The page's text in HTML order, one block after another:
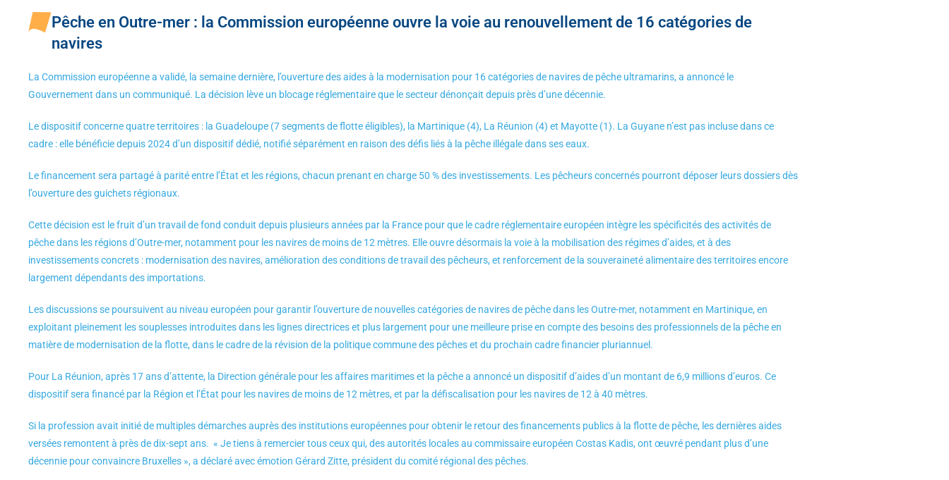
Pêche en Outre-mer : la Commission européenne ouvre la voie au renouvellement de 16 catégories de
navires
La Commission européenne a validé, la semaine dernière, l’ouverture des aides à la modernisation pour 16 catégories de navires de pêche ultramarins, a annoncé le
Gouvernement dans un communiqué. La décision lève un blocage réglementaire que le secteur dénonçait depuis près d’une décennie.
Le dispositif concerne quatre territoires : la Guadeloupe (7 segments de flotte éligibles), la Martinique (4), La Réunion (4) et Mayotte (1). La Guyane n’est pas incluse dans ce
cadre : elle bénéficie depuis 2024 d’un dispositif dédié, notifié séparément en raison des défis liés à la pêche illégale dans ses eaux.
Le financement sera partagé à parité entre l’État et les régions, chacun prenant en charge 50 % des investissements. Les pêcheurs concernés pourront déposer leurs dossiers dès
l’ouverture des guichets régionaux.
Cette décision est le fruit d’un travail de fond conduit depuis plusieurs années par la France pour que le cadre réglementaire européen intègre les spécificités des activités de
pêche dans les régions d’Outre-mer, notamment pour les navires de moins de 12 mètres. Elle ouvre désormais la voie à la mobilisation des régimes d’aides, et à des
investissements concrets : modernisation des navires, amélioration des conditions de travail des pêcheurs, et renforcement de la souveraineté alimentaire des territoires encore
largement dépendants des importations.
Les discussions se poursuivent au niveau européen pour garantir l’ouverture de nouvelles catégories de navires de pêche dans les Outre-mer, notamment en Martinique, en
exploitant pleinement les souplesses introduites dans les lignes directrices et plus largement pour une meilleure prise en compte des besoins des professionnels de la pêche en
matière de modernisation de la flotte, dans le cadre de la révision de la politique commune des pêches et du prochain cadre financier pluriannuel.
Pour La Réunion, après 17 ans d’attente, la Direction générale pour les affaires maritimes et la pêche a annoncé un dispositif d’aides d’un montant de 6,9 millions d’euros. Ce
dispositif sera financé par la Région et l’État pour les navires de moins de 12 mètres, et par la défiscalisation pour les navires de 12 à 40 mètres.
Si la profession avait initié de multiples démarches auprès des institutions européennes pour obtenir le retour des financements publics à la flotte de pêche, les dernières aides
versées remontent à près de dix-sept ans. « Je tiens à remercier tous ceux qui, des autorités locales au commissaire européen Costas Kadis, ont œuvré pendant plus d’une
décennie pour convaincre Bruxelles », a déclaré avec émotion Gérard Zitte, président du comité régional des pêches.